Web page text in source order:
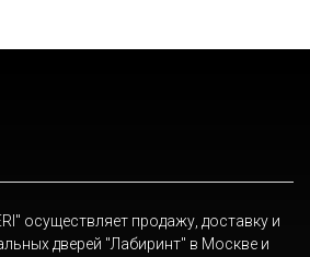
осуществляет продажу, доставку и
дверей "Лабиринт" в Москве и